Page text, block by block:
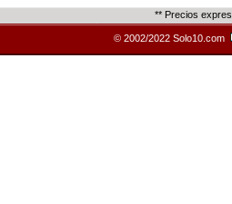
** Precios
© 2002/2022 Solo10.com